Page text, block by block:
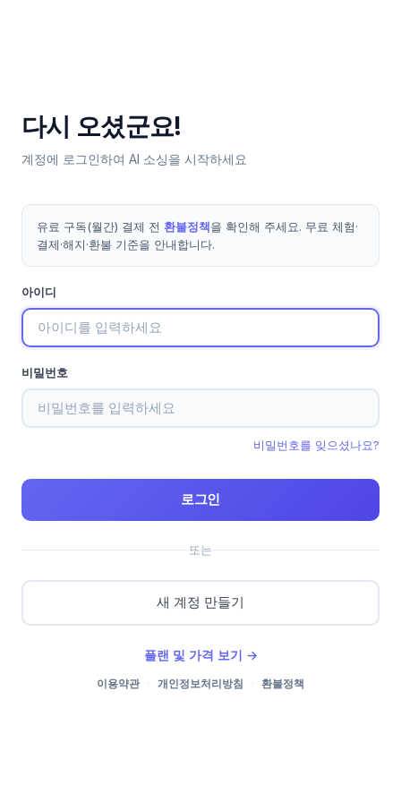
다시 오셨군요!
계정에 로그인하여 AI 소싱을 시작하세요
유료 구독(월간) 결제 전 환불정책을 확인해 주세요. 무료 체험·
결제·해지·환불 기준을 안내합니다.
아이디
비밀번호
비밀번호를 잊으셨나요?
로그인
또는
새 계정 만들기
플랜 및 가격 보기 →
이용약관 · 개인정보처리방침 · 환불정책